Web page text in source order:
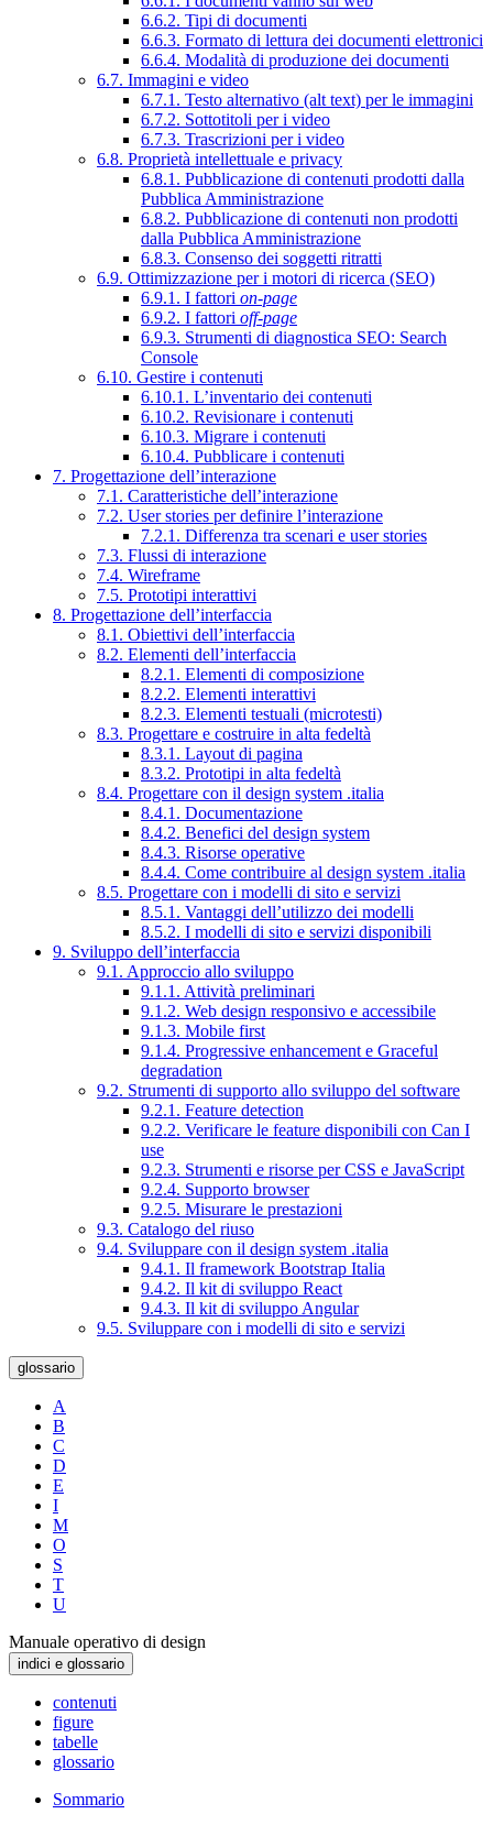
6.6.2. Tipi di documenti
6.6.3. Formato di lettura dei documenti elettronici
6.6.4. Modalità di produzione dei documenti
6.7. Immagini e video
6.7.1. Testo alternativo (alt text) per le immagini
6.7.2. Sottotitoli per i video
6.7.3. Trascrizioni per i video
6.8. Proprietà intellettuale e privacy
6.8.1. Pubblicazione di contenuti prodotti dalla
Pubblica Amministrazione
6.8.2. Pubblicazione di contenuti non prodotti
dalla Pubblica Amministrazione
6.8.3. Consenso dei soggetti ritratti
6.9. Ottimizzazione per i motori di ricerca (SEO)
6.9.1. I fattori on-page
6.9.2. I fattori off-page
6.9.3. Strumenti di diagnostica SEO: Search
Console
6.10. Gestire i contenuti
6.10.1. L’inventario dei contenuti
6.10.2. Revisionare i contenuti
6.10.3. Migrare i contenuti
6.10.4. Pubblicare i contenuti
7. Progettazione dell’interazione
7.1. Caratteristiche dell’interazione
7.2. User stories per definire l’interazione
7.2.1. Differenza tra scenari e user stories
7.3. Flussi di interazione
7.4. Wireframe
7.5. Prototipi interattivi
8. Progettazione dell’interfaccia
8.1. Obiettivi dell’interfaccia
8.2. Elementi dell’interfaccia
8.2.1. Elementi di composizione
8.2.2. Elementi interattivi
8.2.3. Elementi testuali (microtesti)
8.3. Progettare e costruire in alta fedeltà
8.3.1. Layout di pagina
8.3.2. Prototipi in alta fedeltà
8.4. Progettare con il design system .italia
8.4.1. Documentazione
8.4.2. Benefici del design system
8.4.3. Risorse operative
8.4.4. Come contribuire al design system .italia
8.5. Progettare con i modelli di sito e servizi
8.5.1. Vantaggi dell’utilizzo dei modelli
8.5.2. I modelli di sito e servizi disponibili
9. Sviluppo dell’interfaccia
9.1. Approccio allo sviluppo
9.1.1. Attività preliminari
9.1.2. Web design responsivo e accessibile
9.1.3. Mobile first
9.1.4. Progressive enhancement e Graceful
degradation
9.2. Strumenti di supporto allo sviluppo del software
9.2.1. Feature detection
9.2.2. Verificare le feature disponibili con Can I
use
9.2.3. Strumenti e risorse per CSS e JavaScript
9.2.4. Supporto browser
9.2.5. Misurare le prestazioni
9.3. Catalogo del riuso
9.4. Sviluppare con il design system .italia
9.4.1. Il framework Bootstrap Italia
9.4.2. Il kit di sviluppo React
9.4.3. Il kit di sviluppo Angular
9.5. Sviluppare con i modelli di sito e servizi
glossario
A
B
C
D
E
I
M
O
S
T
U
Manuale operativo di design
indici e glossario
contenuti
figure
tabelle
glossario
Sommario